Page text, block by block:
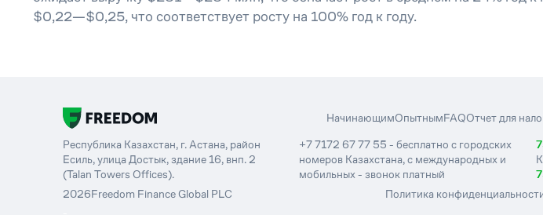
$0,22—$0,25, что соответствует росту на 100% год к году.
НачинающимОпытнымFAQОтчет для
Республика Казахстан, г. Астана, район
Есиль, улица Достык, здание 16, внп. 2
(Talan Towers Offices).
+7 7172 67 77 55 - бесплатно с городских
номеров Казахстана, с международных и
мобильных - звонок платный
2026Freedom Finance Global PLC
Политика